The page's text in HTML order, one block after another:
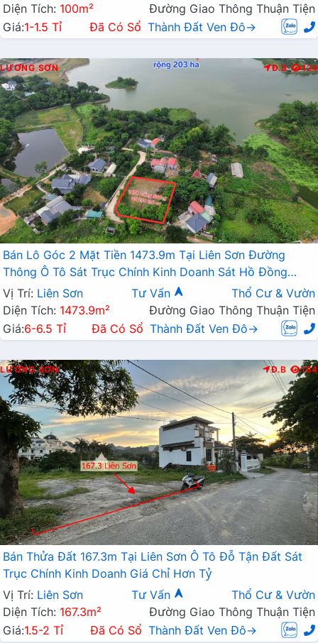
Diện Tích: 100m²
Đường Giao Thông Thuận Tiện
Giá:1-1.5 Tỉ Đã Có Sổ Thành Đất Ven Đô→
LƯƠNG SƠN Đ.B 124
Bán Lô Góc 2 Mặt Tiền 1473.9m Tại Liên Sơn Đường
Thông Ô Tô Sát Trục Chính Kinh Doanh Sát Hồ Đồng
Sương
Vị Trí: Liên Sơn Tư Vấn
Thổ Cư & Vườn
Diện Tích: 1473.9m²
Đường Giao Thông Thuận Tiện
Giá:6-6.5 Tỉ Đã Có Sổ Thành Đất Ven Đô→
LƯƠNG SƠN Đ.B 184
Bán Thửa Đất 167.3m Tại Liên Sơn Ô Tô Đỗ Tận Đất Sát
Trục Chính Kinh Doanh Giá Chỉ Hơn Tỷ
Vị Trí: Liên Sơn Tư Vấn
Thổ Cư & Vườn
Diện Tích: 167.3m²
Đường Giao Thông Thuận Tiện
Giá:1.5-2 Tỉ Đã Có Sổ Thành Đất Ven Đô→